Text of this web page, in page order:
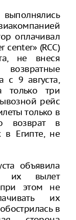
оплачивал
center» (RCC)
не внеся
с 9 августа,
только три
рейс
только в
возврат в
в Египте, не
объявила
их вылет
этом не
их
в